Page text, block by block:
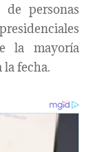
personas
la mayoría
la fecha.